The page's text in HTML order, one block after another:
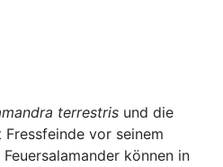
terrestris und die
vor seinem
können in